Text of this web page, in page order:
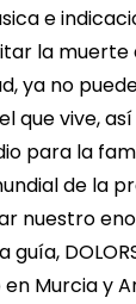
e
la muerte
ya no
que vive,
para la
de la
nuestro
Murcia y